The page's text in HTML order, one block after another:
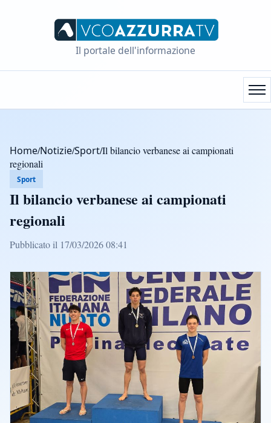
Il portale dell'informazione
Home/Notizie/Sport/Il bilancio verbanese ai campionati
regionali
Sport
Il bilancio verbanese ai campionati
regionali
Pubblicato il 17/03/2026 08:41